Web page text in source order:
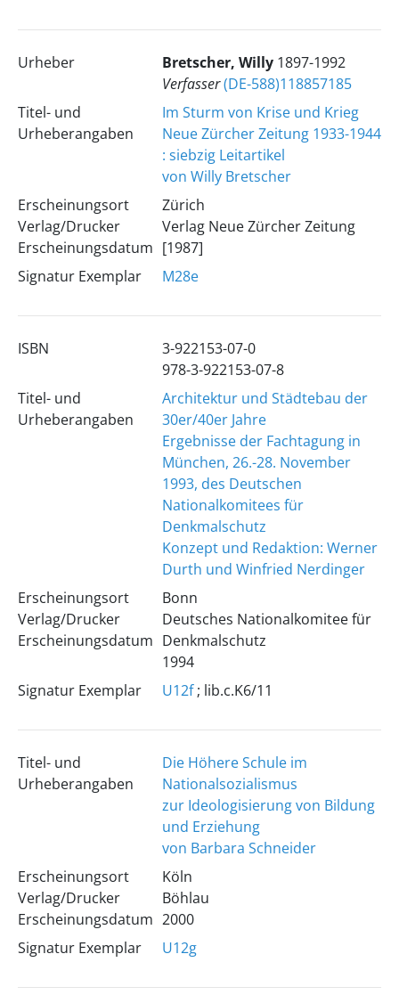
Urheber Bretscher, Willy 1897-1992
Verfasser(DE-588)118857185
Titel- und
Urheberangaben
Im Sturm von Krise und Krieg
Neue Zürcher Zeitung 1933-1944
: siebzig Leitartikel
von Willy Bretscher
Erscheinungsort
Verlag/Drucker
Erscheinungsdatum
Zürich
Verlag Neue Zürcher Zeitung
[1987]
Signatur Exemplar
M28e
ISBN
3-922153-07-0
978-3-922153-07-8
Titel- und
Urheberangaben
Architektur und Städtebau der
30er/40er Jahre
Ergebnisse der Fachtagung in
München, 26.-28. November
1993, des Deutschen
Nationalkomitees für
Denkmalschutz
Konzept und Redaktion: Werner
Durth und Winfried Nerdinger
Erscheinungsort
Verlag/Drucker
Erscheinungsdatum
Bonn
Deutsches Nationalkomitee für
Denkmalschutz
1994
Signatur Exemplar
U12f; lib.c.K6/11
Titel- und
Urheberangaben
Die Höhere Schule im
Nationalsozialismus
zur Ideologisierung von Bildung
und Erziehung
von Barbara Schneider
Erscheinungsort
Verlag/Drucker
Erscheinungsdatum
Köln
Böhlau
2000
Signatur Exemplar
U12g